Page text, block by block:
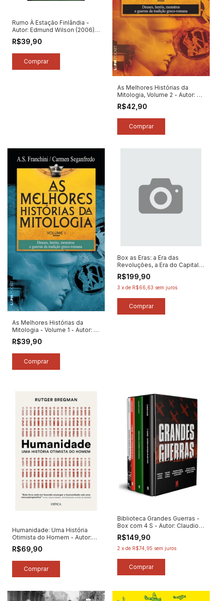
Rumo À Estação Finlândia -
Autor: Edmund Wilson (2006)
[seminovo]
R$39,90
As Melhores Histórias da
Mitologia, Volume 2 - Autor: A.
S. Franchini / Carmen
Seganfredo (2024) [novo]
R$42,90
As Melhores Histórias da
Mitologia - Volume 1 - Autor: A.
S. Franchini / Carmen
Seganfredo (2025) [novo]
R$39,90
Box as Eras: a Era das
Revoluções, a Era do Capital, a
Era dos Impérios - Autor: Eric
J. Hobsbawm (2025) [novo]
R$199,90
3 x de R$66,63 sem juros
Humanidade: Uma História
Otimista do Homem - Autor:
Rutger Bregman (2021) [novo]
R$69,90
Biblioteca Grandes Guerras -
Box com 4 S - Autor: Claudio
Blanc (2023) [novo]
R$149,90
2 x de R$74,95 sem juros